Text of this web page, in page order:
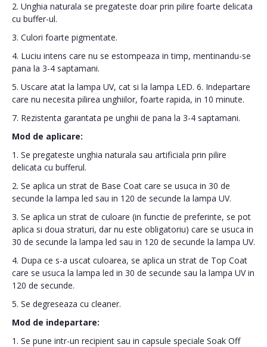
2. Unghia naturala se pregateste doar prin pilire foarte delicata
cu buffer-ul.
3. Culori foarte pigmentate.
4. Luciu intens care nu se estompeaza in timp, mentinandu-se
pana la 3-4 saptamani.
5. Uscare atat la lampa UV, cat si la lampa LED. 6. Indepartare
care nu necesita pilirea unghiilor, foarte rapida, in 10 minute.
7. Rezistenta garantata pe unghii de pana la 3-4 saptamani.
Mod de aplicare:
1. Se pregateste unghia naturala sau artificiala prin pilire
delicata cu bufferul.
2. Se aplica un strat de Base Coat care se usuca in 30 de
secunde la lampa led sau in 120 de secunde la lampa UV.
3. Se aplica un strat de culoare (in functie de preferinte, se pot
aplica si doua straturi, dar nu este obligatoriu) care se usuca in
30 de secunde la lampa led sau in 120 de secunde la lampa UV.
4. Dupa ce s-a uscat culoarea, se aplica un strat de Top Coat
care se usuca la lampa led in 30 de secunde sau la lampa UV in
120 de secunde.
5. Se degreseaza cu cleaner.
Mod de indepartare:
1. Se pune intr-un recipient sau in capsule speciale Soak Off